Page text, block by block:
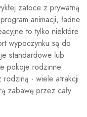
zatoce z prywatną
animacji, ładne
to tylko niektóre
wypoczynku są do
standardowe lub
pokoje rodzinne.
- wiele atrakcji
zabawę przez cały